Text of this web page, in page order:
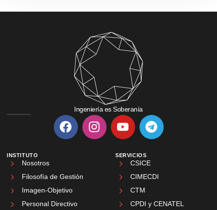
Ingeniería es Soberanía
INSTITUTO
Nosotros
Filosofía de Gestión
Imagen-Objetivo
Personal Directivo
SERVICIOS
CSICE
CIMECDI
CTM
CPDI y CENATEL